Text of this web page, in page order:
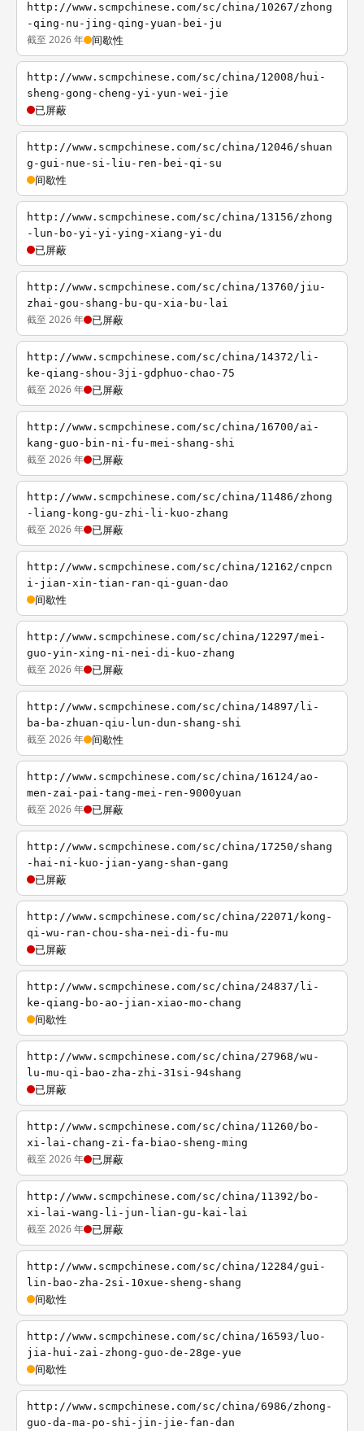
http://www.scmpchinese.com/sc/china/10267/zhong
-qing-nu-jing-qing-yuan-bei-ju
截至 2026 年 间歇性
http://www.scmpchinese.com/sc/china/12008/hui-
sheng-gong-cheng-yi-yun-wei-jie
已屏蔽
http://www.scmpchinese.com/sc/china/12046/shuan
g-gui-nue-si-liu-ren-bei-qi-su
间歇性
http://www.scmpchinese.com/sc/china/13156/zhong
-lun-bo-yi-yi-ying-xiang-yi-du
已屏蔽
http://www.scmpchinese.com/sc/china/13760/jiu-
zhai-gou-shang-bu-qu-xia-bu-lai
截至 2026 年 已屏蔽
http://www.scmpchinese.com/sc/china/14372/li-
ke-qiang-shou-3ji-gdphuo-chao-75
截至 2026 年 已屏蔽
http://www.scmpchinese.com/sc/china/16700/ai-
kang-guo-bin-ni-fu-mei-shang-shi
截至 2026 年 已屏蔽
http://www.scmpchinese.com/sc/china/11486/zhong
-liang-kong-gu-zhi-li-kuo-zhang
截至 2026 年 已屏蔽
http://www.scmpchinese.com/sc/china/12162/cnpcn
i-jian-xin-tian-ran-qi-guan-dao
间歇性
http://www.scmpchinese.com/sc/china/12297/mei-
guo-yin-xing-ni-nei-di-kuo-zhang
截至 2026 年 已屏蔽
http://www.scmpchinese.com/sc/china/14897/li-
ba-ba-zhuan-qiu-lun-dun-shang-shi
截至 2026 年 间歇性
http://www.scmpchinese.com/sc/china/16124/ao-
men-zai-pai-tang-mei-ren-9000yuan
截至 2026 年 已屏蔽
http://www.scmpchinese.com/sc/china/17250/shang
-hai-ni-kuo-jian-yang-shan-gang
已屏蔽
http://www.scmpchinese.com/sc/china/22071/kong-
qi-wu-ran-chou-sha-nei-di-fu-mu
已屏蔽
http://www.scmpchinese.com/sc/china/24837/li-
ke-qiang-bo-ao-jian-xiao-mo-chang
间歇性
http://www.scmpchinese.com/sc/china/27968/wu-
lu-mu-qi-bao-zha-zhi-31si-94shang
已屏蔽
http://www.scmpchinese.com/sc/china/11260/bo-
xi-lai-chang-zi-fa-biao-sheng-ming
截至 2026 年 已屏蔽
http://www.scmpchinese.com/sc/china/11392/bo-
xi-lai-wang-li-jun-lian-gu-kai-lai
截至 2026 年 已屏蔽
http://www.scmpchinese.com/sc/china/12284/gui-
lin-bao-zha-2si-10xue-sheng-shang
间歇性
http://www.scmpchinese.com/sc/china/16593/luo-
jia-hui-zai-zhong-guo-de-28ge-yue
间歇性
http://www.scmpchinese.com/sc/china/6986/zhong-
guo-da-ma-po-shi-jin-jie-fan-dan